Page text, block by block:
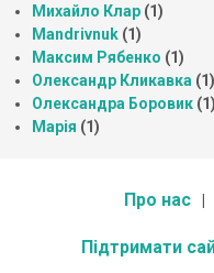
Михайло Клар (1)
Mandrivnuk (1)
Максим Рябенко (1)
Олександр Кликавка (1)
Олександра Боровик (1)
Марія (1)
Про нас
Підтримати